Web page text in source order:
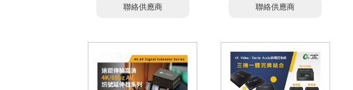
聯絡供應商 聯絡供應商